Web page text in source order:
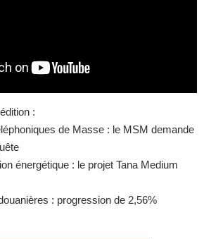
:
de Masse : le MSM demande
énergétique : le projet Tana Medium
: progression de 2,56%